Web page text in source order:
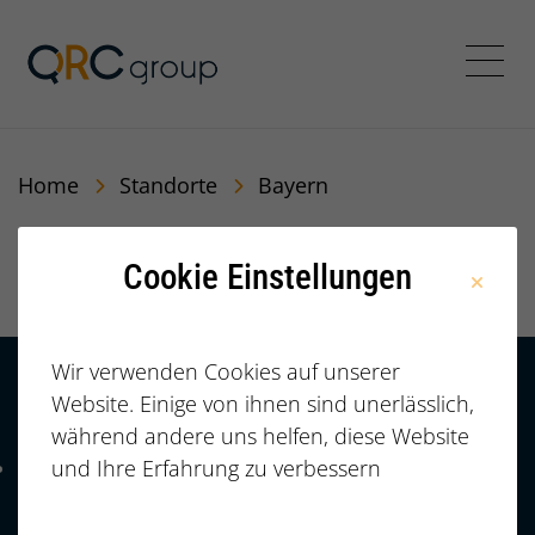
QRC Personalberatung
Home Standorte Bayern
Bayern
Kontakt
+49 (0)
911/23733277
Telefonnummer: 4 9 0 9 1 1 2 3 7 3 3 2 7 7
HÄUFIGE FRAGEN |
FAQ
Cookie Einstellungen
Wir verwenden Cookies auf unserer
Website. Einige von ihnen sind unerlässlich,
während andere uns helfen, diese Website
und Ihre Erfahrung zu verbessern